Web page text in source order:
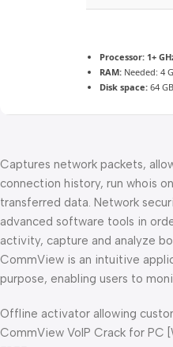
Processor: 1+
RAM: Needed: 4
Disk space: 64
Captures network packets,
connection history, run whois
transferred data. Network
advanced software tools in
activity, capture and analyze
CommView is an intuitive
purpose, enabling users to
Offline activator allowing
CommView VoIP Crack for PC